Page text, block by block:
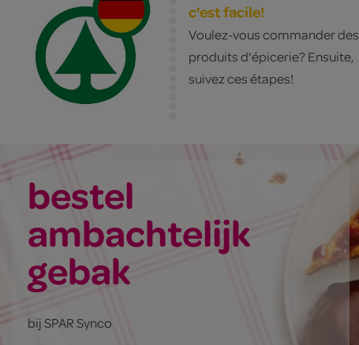
c'est facile!
Voulez-vous commander des
produits d'épicerie? Ensuite,
suivez ces étapes!
bestel
ambachtelijk
gebak
bij SPAR Synco